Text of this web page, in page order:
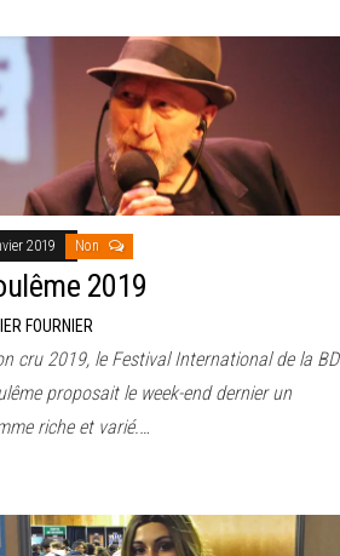
2019 Non
2019
FOURNIER
cru 2019, le Festival International de la BD
proposait le week-end dernier un
riche et varié.…